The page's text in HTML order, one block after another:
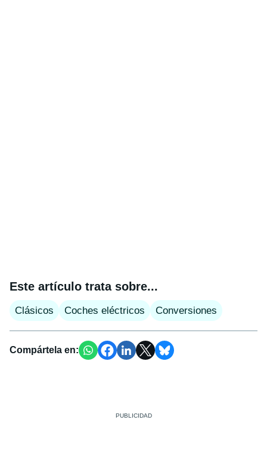
Este artículo trata sobre...
Clásicos Coches eléctricos Conversiones
Compártela en: